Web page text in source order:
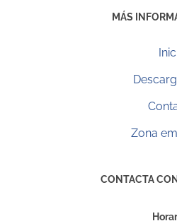
MÁS
Zona
CONTACTA